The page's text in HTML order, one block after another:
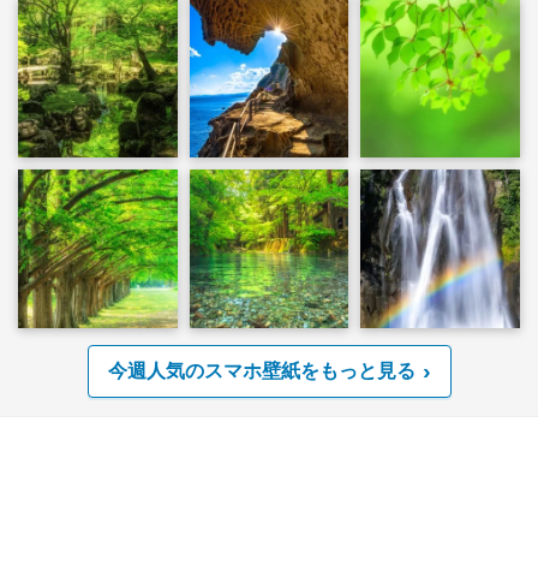
今週人気のスマホ壁紙をもっと見る